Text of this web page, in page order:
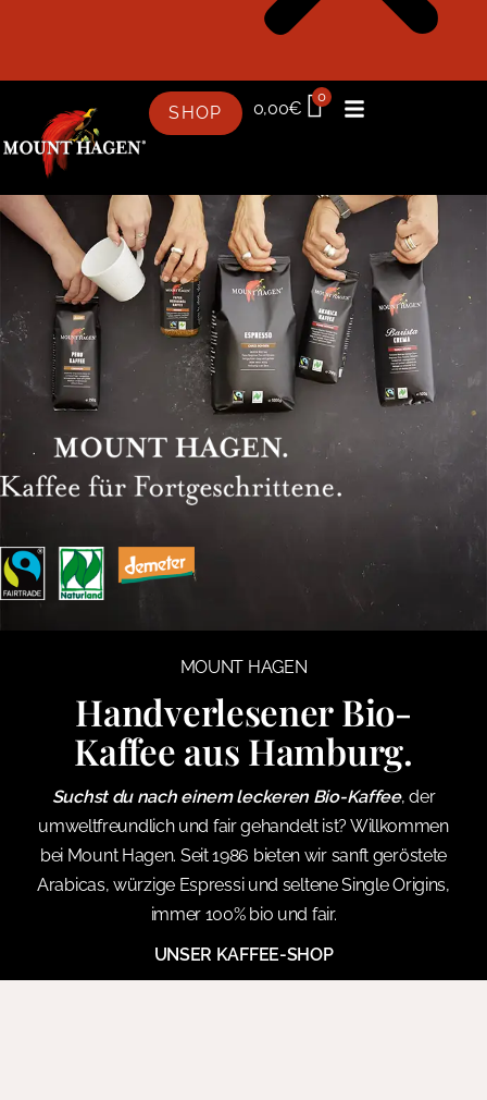
SHOP 0,00€
0
MOUNT HAGEN
Handverlesener Bio-
Kaffee aus Hamburg.
Suchst du nach einem leckeren Bio-Kaffee, der
umweltfreundlich und fair gehandelt ist? Willkommen
bei Mount Hagen. Seit 1986 bieten wir sanft geröstete
Arabicas, würzige Espressi und seltene Single Origins,
immer 100% bio und fair.
UNSER KAFFEE-SHOP